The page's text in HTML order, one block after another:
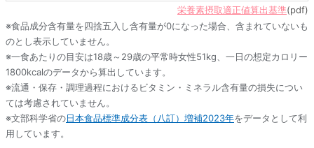
栄養素摂取適正値算出基準(pdf)
※食品成分含有量を四捨五入し含有量が0になった場合、含まれていないも
のとし表示していません。
※一食あたりの目安は18歳～29歳の平常時女性51kg、一日の想定カロリー
1800kcalのデータから算出しています。
※流通・保存・調理過程におけるビタミン・ミネラル含有量の損失につい
ては考慮されていません。
※文部科学省の日本食品標準成分表（八訂）増補2023年をデータとして利
用しています。